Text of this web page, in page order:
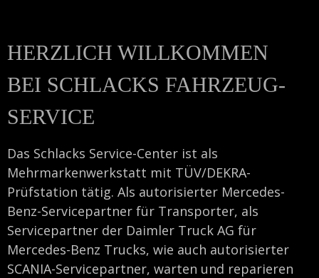
HERZLICH WILLKOMMEN
BEI SCHLACKS FAHRZEUG-
SERVICE
Das Schlacks Service-Center ist als
Mehrmarkenwerkstatt mit TÜV/DEKRA-
Prüfstation tätig. Als autorisierter Mercedes-
Benz-Servicepartner für Transporter, als
Servicepartner der Daimler Truck AG für
Mercedes-Benz Trucks, wie auch autorisierter
SCANIA-Servicepartner, warten und reparieren